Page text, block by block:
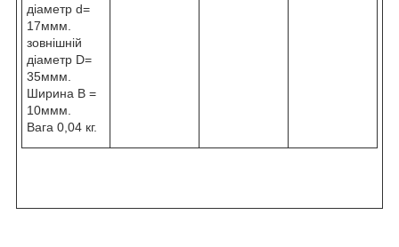
діаметр d=
17ммм.
зовнішній
діаметр D=
35ммм.
Ширина B =
10ммм.
Вага 0,04 кг.